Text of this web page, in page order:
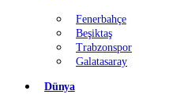
Fenerbahçe
Beşiktaş
Trabzonspor
Galatasaray
Dünya